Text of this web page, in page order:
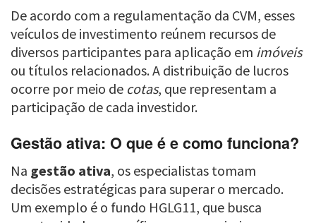
De acordo com a regulamentação da CVM, esses
veículos de investimento reúnem recursos de
diversos participantes para aplicação em imóveis
ou títulos relacionados. A distribuição de lucros
ocorre por meio de cotas, que representam a
participação de cada investidor.
Gestão ativa: O que é e como funciona?
Na gestão ativa, os especialistas tomam
decisões estratégicas para superar o mercado.
Um exemplo é o fundo HGLG11, que busca